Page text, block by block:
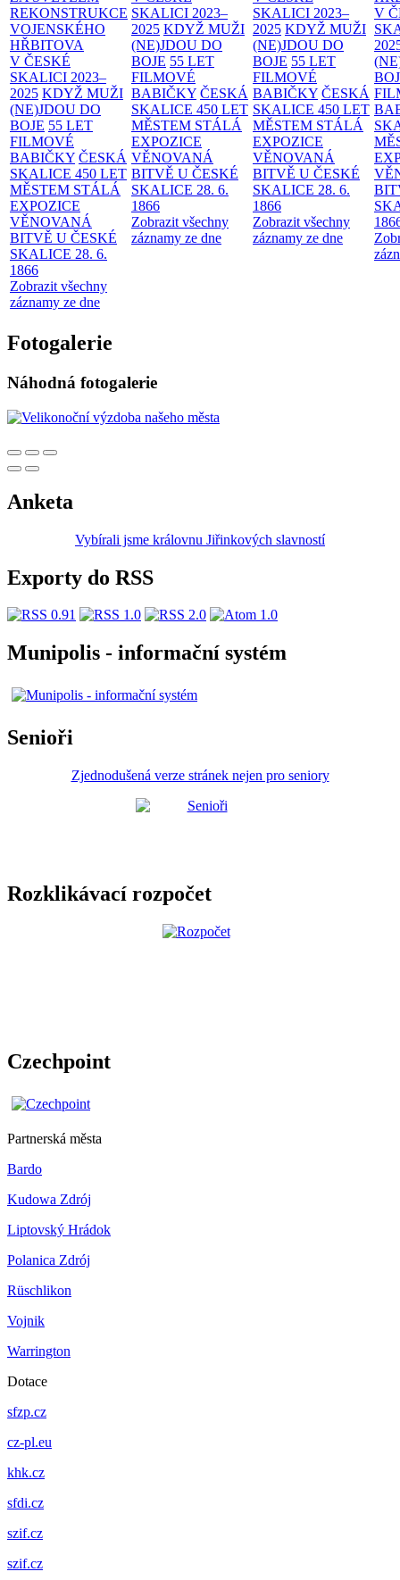
REKONSTRUKCE
VOJENSKÉHO
HŘBITOVA
V ČESKÉ
SKALICI 2023–
2025 KDYŽ MUŽI
(NE)JDOU DO
BOJE 55 LET
FILMOVÉ
BABIČKY ČESKÁ
SKALICE 450 LET
MĚSTEM STÁLÁ
EXPOZICE
VĚNOVANÁ
BITVĚ U ČESKÉ
SKALICE 28. 6.
1866
Zobrazit všechny
záznamy ze dne
SKALICI 2023–
2025 KDYŽ MUŽI
(NE)JDOU DO
BOJE 55 LET
FILMOVÉ
BABIČKY ČESKÁ
SKALICE 450 LET
MĚSTEM STÁLÁ
EXPOZICE
VĚNOVANÁ
BITVĚ U ČESKÉ
SKALICE 28. 6.
1866
Zobrazit všechny
záznamy ze dne
SKALICI 2023–
2025 KDYŽ MUŽI
(NE)JDOU DO
BOJE 55 LET
FILMOVÉ
BABIČKY ČESKÁ
SKALICE 450 LET
MĚSTEM STÁLÁ
EXPOZICE
VĚNOVANÁ
BITVĚ U ČESKÉ
SKALICE 28. 6.
1866
Zobrazit všechny
záznamy ze dne
V
Fotogalerie
Náhodná fotogalerie
Anketa
Vybírali jsme královnu Jiřinkových slavností
Exporty do RSS
Munipolis - informační systém
Senioři
Zjednodušená verze stránek nejen pro seniory
Rozklikávací rozpočet
Czechpoint
Partnerská města
Bardo
Kudowa Zdrój
Liptovský Hrádok
Polanica Zdrój
Rüschlikon
Vojnik
Warrington
Dotace
sfzp.cz
cz-pl.eu
khk.cz
sfdi.cz
szif.cz
szif.cz